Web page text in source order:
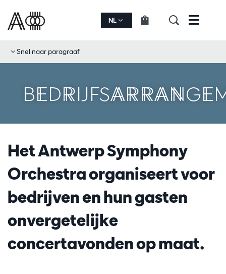
NL Menu
Snel naar paragraaf
Het Antwerp Symphony
Orchestra organiseert voor
bedrijven en hun gasten
onvergetelijke
concertavonden op maat.